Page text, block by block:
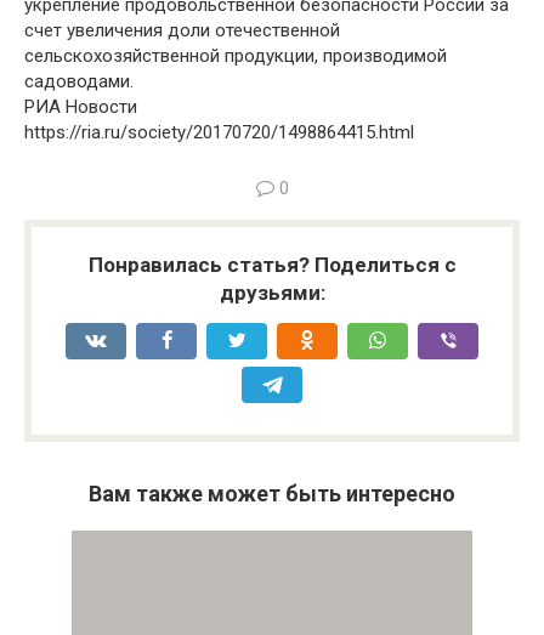
укрепление продовольственной безопасности России за
счет увеличения доли отечественной
сельскохозяйственной продукции, производимой
садоводами.
РИА Новости
https://ria.ru/society/20170720/1498864415.html
0
Понравилась статья? Поделиться с
друзьями:
Вам также может быть интересно